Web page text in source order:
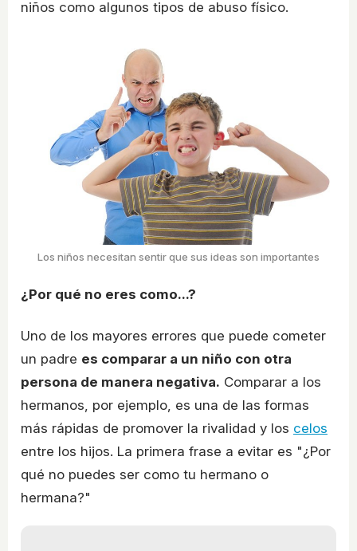
niños como algunos tipos de abuso físico.
Los niños necesitan sentir que sus ideas son importantes
¿Por qué no eres como...?
Uno de los mayores errores que puede cometer
un padre es comparar a un niño con otra
persona de manera negativa. Comparar a los
hermanos, por ejemplo, es una de las formas
más rápidas de promover la rivalidad y los celos
entre los hijos. La primera frase a evitar es "¿Por
qué no puedes ser como tu hermano o
hermana?"